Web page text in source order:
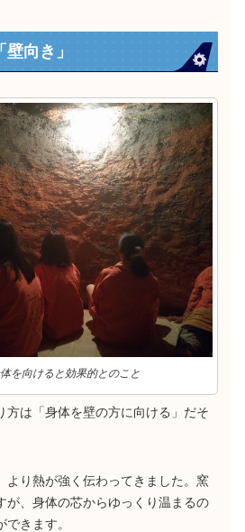
向き」
を向けると効果的とのこと
方は「身体を壁の方に向ける」だそ
より熱が強く伝わってきました。窯
が、身体の芯からゆっくり温まるの
きます。